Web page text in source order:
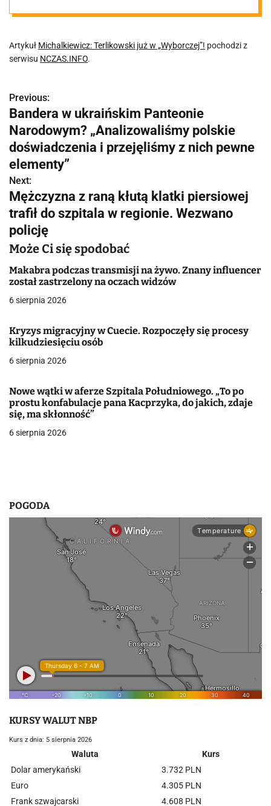
Artykuł Michalkiewicz: Terlikowski już w „Wyborczej”! pochodzi z
serwisu NCZAS.INFO.
N
a
w
i
g
a
c
j
a
w
p
i
u
Previous:
Bandera w ukraińskim Panteonie
Narodowym? „Analizowaliśmy polskie
doświadczenia i przejęliśmy z nich pewne
elementy”
Next:
Mężczyzna z raną kłutą klatki piersiowej
trafił do szpitala w regionie. Wezwano
policję
Może Ci się spodobać
Makabra podczas transmisji na żywo. Znany influencer
został zastrzelony na oczach widzów
6 sierpnia 2026
Kryzys migracyjny w Cuecie. Rozpoczęły się procesy
kilkudziesięciu osób
6 sierpnia 2026
Nowe wątki w aferze Szpitala Południowego. „To po
prostu konfabulacje pana Kacprzyka, do jakich, zdaje
się, ma skłonność”
6 sierpnia 2026
POGODA
KURSY WALUT NBP
Kurs z dnia: 5 sierpnia 2026
Waluta
Kurs
Dolar amerykański
3.732 PLN
Euro
4.305 PLN
Frank szwajcarski
4.608 PLN